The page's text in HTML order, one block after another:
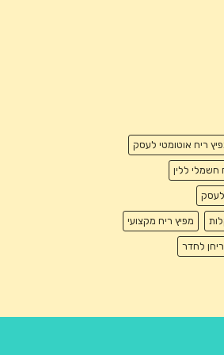
ריח אוטומטי לעסק
חשמלי ללין
מפיץ ריח מקצועי
ריחן לחדר